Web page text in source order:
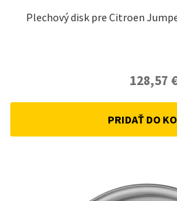
Plechový disk pre Citroen
128,57 €
PRIDAŤ DO